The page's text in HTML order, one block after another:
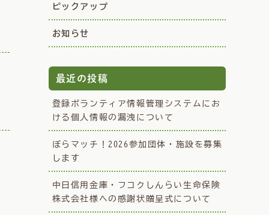
ピックアップ
お知らせ
最近の投稿
登録ボランティア情報管理システムにお
ける個人情報の漏洩について
ぼらマッチ！2026参加団体・施設を募集
します
中日信用金庫・フコクしんらい生命保険
株式会社様への感謝状贈呈式について